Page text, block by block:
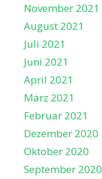
November 2021
August 2021
Juli 2021
Juni 2021
April 2021
März 2021
Februar 2021
Dezember 2020
Oktober 2020
September 2020